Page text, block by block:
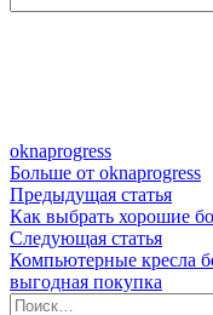
oknaprogress
Больше от oknaprogress
Навигация
по
записям
Предыдущая статья
Как выбрать хорошие
Следующая статья
Компьютерные кресла
выгодная покупка
Найти: